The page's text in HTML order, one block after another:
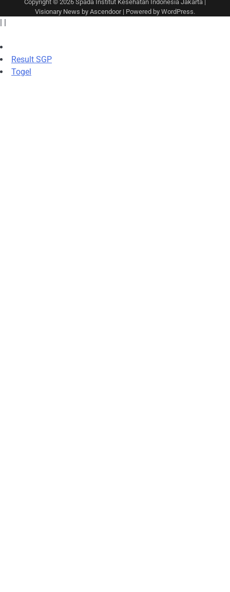
Copyright © 2026 Spada Institut Kesehatan Indonesia Jakarta
Visionary News by Ascendoor| Powered by WordPress.
| |
Result SGP
Togel